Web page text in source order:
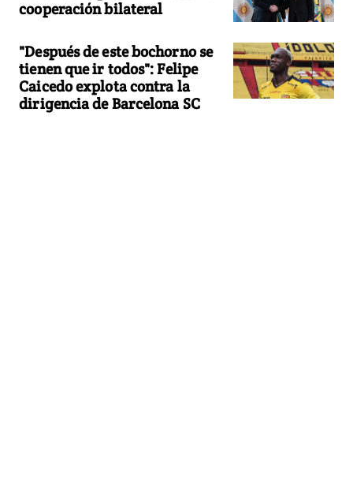
cooperación bilateral
"Después de este bochorno se
tienen que ir todos": Felipe
Caicedo explota contra la
dirigencia de Barcelona SC